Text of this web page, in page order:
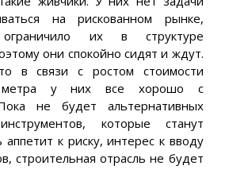
на рискованном рынке,
ограничило их в структуре
они спокойно сидят и ждут.
в связи с ростом стоимости
метра у них все хорошо с
не будет альтернативных
которые станут
аппетит к риску, интерес к вводу
строительная отрасль не будет